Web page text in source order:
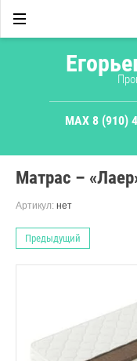
MAX 8 (910)
Матрас –
Артикул: нет
Предыдущий